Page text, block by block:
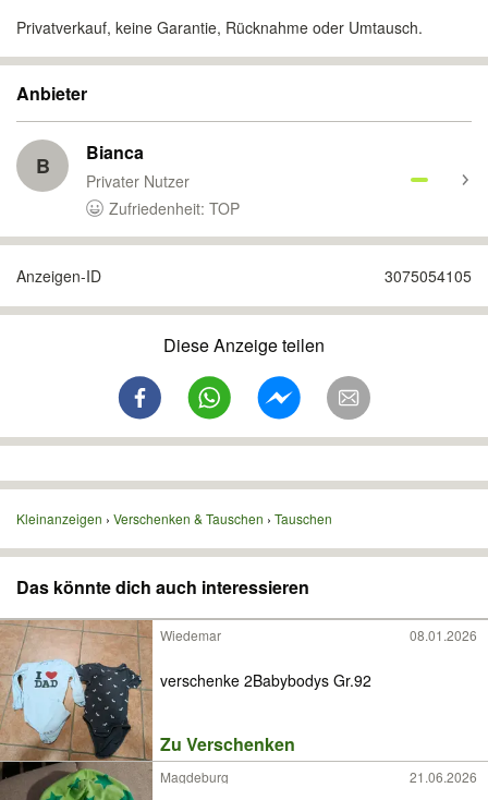
Privatverkauf, keine Garantie, Rücknahme oder Umtausch.
Anbieter
B Bianca
Privater Nutzer
Zufriedenheit: TOP
Anzeigen-ID 3075054105
Diese Anzeige teilen
Kleinanzeigen Verschenken & Tauschen Tauschen
Das könnte dich auch interessieren
Wiedemar 08.01.2026
verschenke 2Babybodys Gr.92
Zu Verschenken
Magdeburg 21.06.2026